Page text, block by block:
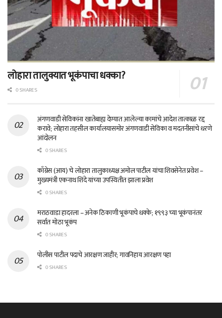
लोहारा तालुक्यात भूकंपाचा धक्का?
0 SHARES
अंगणवाडी सेविकांना खातेबाह्य देण्यात आलेल्या कामांचे आदेश तात्काळ रद्द
करावे; लोहारा तहसील कार्यालयासमोर अंगणवाडी सेविका व मदतनीसांचे धरणे
आंदोलन
0 SHARES
काँग्रेस (आय) चे लोहारा तालुकाध्यक्ष अमोल पाटील यांचा शिवसेनेत प्रवेश –
मुख्यमंत्री एकनाथ शिंदे यांच्या उपस्थितीत झाला प्रवेश
0 SHARES
मराठवाडा हादरला – अनेक ठिकाणी भूकंपाचे धक्के; १९९३ च्या भूकंपानंतर
सर्वात मोठा भूकंप
0 SHARES
पोलीस पाटील पदाचे आरक्षण जाहीर; गावनिहाय आरक्षण पहा
0 SHARES